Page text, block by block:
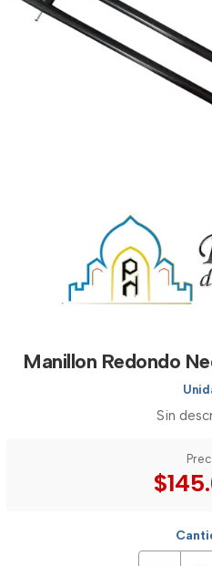
Manillon Redondo
Sin